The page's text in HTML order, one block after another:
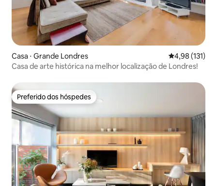
Casa ⋅ Grande Londres 4,98 de uma
4,98 (131)
Casa de arte histórica na melhor localização de Londres!
Preferido dos hóspedes
Preferido dos hóspedes